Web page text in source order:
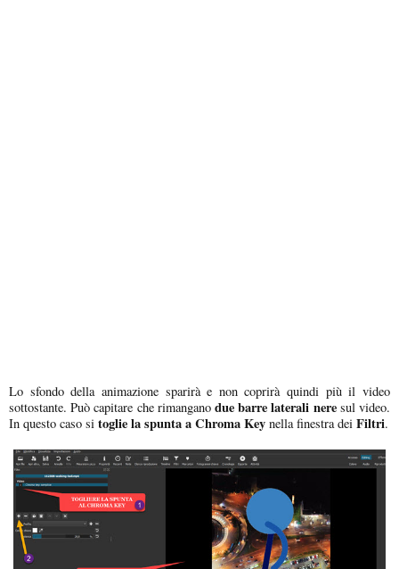
Lo sfondo della animazione sparirà e non coprirà quindi più il video
sottostante. Può capitare che rimangano due barre laterali neresul video.
In questo caso si toglie la spunta a Chroma Key nella finestra dei Filtri.